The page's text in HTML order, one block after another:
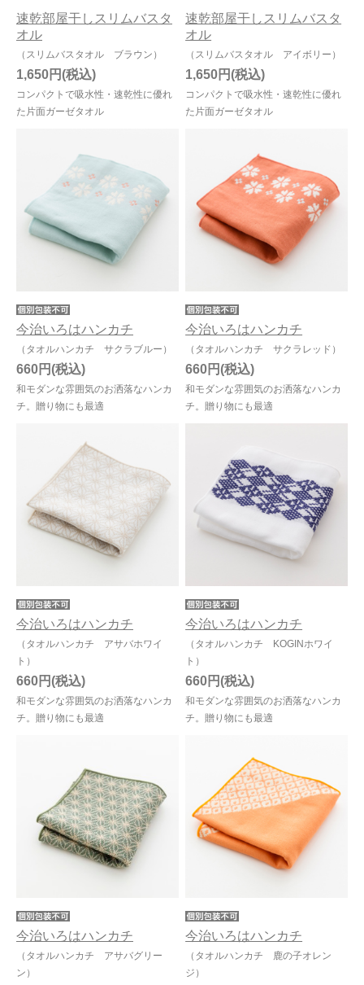
速乾部屋干しスリムバスタ
オル
（スリムバスタオル ブラウン）
コンパクトで吸水性・速乾性に優れ
た片面ガーゼタオル
1,650円
速乾部屋干しスリムバスタ
オル
（スリムバスタオル アイボリー）
コンパクトで吸水性・速乾性に優れ
た片面ガーゼタオル
1,650円
今治いろはハンカチ
（タオルハンカチ サクラブルー）
和モダンな雰囲気のお洒落なハンカ
チ。贈り物にも最適
660円
今治いろはハンカチ
（タオルハンカチ サクラレッド）
和モダンな雰囲気のお洒落なハンカ
チ。贈り物にも最適
660円
今治いろはハンカチ
（タオルハンカチ アサバホワイ
ト）
和モダンな雰囲気のお洒落なハンカ
チ。贈り物にも最適
660円
今治いろはハンカチ
（タオルハンカチ KOGINホワイ
ト）
和モダンな雰囲気のお洒落なハンカ
チ。贈り物にも最適
660円
今治いろはハンカチ
（タオルハンカチ アサバグリー
ン）
今治いろはハンカチ
（タオルハンカチ 鹿の子オレン
ジ）